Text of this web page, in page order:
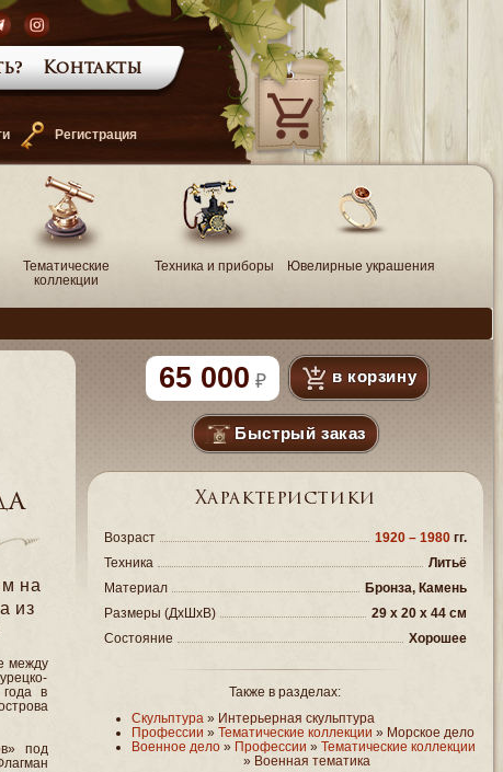
Регистрация
Контакты
—
Тематические
коллекции
Техника и приборы Ювелирные украшения
на
из
между
в
под
65 000 в корзину
Быстрый заказ
Характеристики
Возраст 1920 – 1980 гг.
Техника
Литьё
Материал
Бронза, Камень
Размеры (ДxШxВ)
29 x 20 x 44 см
Состояние
Хорошее
Также в разделах:
Скульптура » Интерьерная скульптура
Профессии » Тематические коллекции » Морское дело
Военное дело» Профессии » Тематические коллекции
» Военная тематика